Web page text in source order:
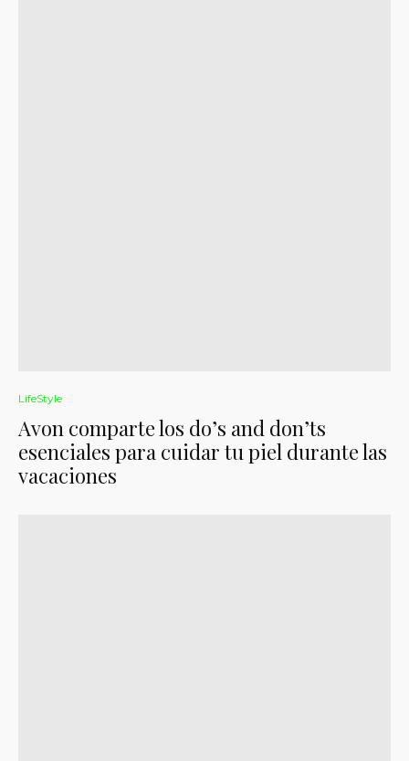
LifeStyle
Avon comparte los do’s and don’ts
esenciales para cuidar tu piel durante las
vacaciones